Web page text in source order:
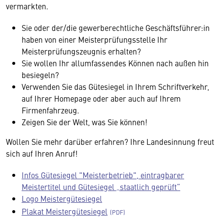
vermarkten.
Sie oder der/die gewerberechtliche Geschäftsführer:in
haben von einer Meisterprüfungsstelle Ihr
Meisterprüfungszeugnis erhalten?
Sie wollen Ihr allumfassendes Können nach außen hin
besiegeln?
Verwenden Sie das Gütesiegel in Ihrem Schriftverkehr,
auf Ihrer Homepage oder aber auch auf Ihrem
Firmenfahrzeug.
Zeigen Sie der Welt, was Sie können!
Wollen Sie mehr darüber erfahren? Ihre Landesinnung freut
sich auf Ihren Anruf!
Infos Gütesiegel "Meisterbetrieb", eintragbarer
Meistertitel und Gütesiegel „staatlich geprüft“
Logo Meistergütesiegel
Plakat Meistergütesiegel